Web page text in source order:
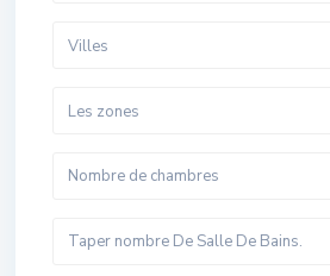
Villes
Les zones